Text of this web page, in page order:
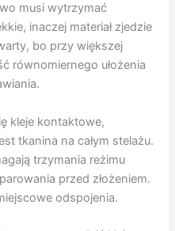
musi wytrzymać
inaczej materiał zjedzie
bo przy większej
równomiernego ułożenia
kleje kontaktowe,
tkanina na całym stelażu.
trzymania reżimu
przed złożeniem.
odspojenia.